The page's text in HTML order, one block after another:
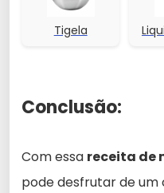
Tigela
Conclusão:
Com essa receita de
pode desfrutar de